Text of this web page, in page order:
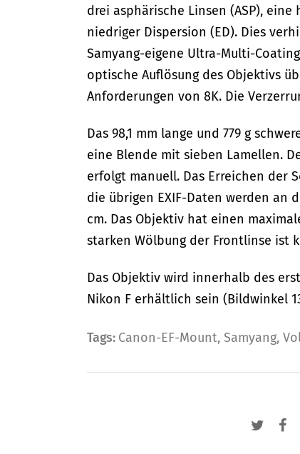
drei asphärische Linsen (ASP),
niedriger Dispersion (ED). Dies
Samyang-eigene Ultra-Multi-
optische Auflösung des Objektivs
Anforderungen von 8K. Die
Das 98,1 mm lange und 779 g
eine Blende mit sieben Lamellen.
erfolgt manuell. Das Erreichen der
die übrigen EXIF-Daten werden an
cm. Das Objektiv hat einen
starken Wölbung der Frontlinse ist
Das Objektiv wird innerhalb des
Nikon F erhältlich sein (Bildwinkel
Tags: Canon-EF-Mount, Samyang,